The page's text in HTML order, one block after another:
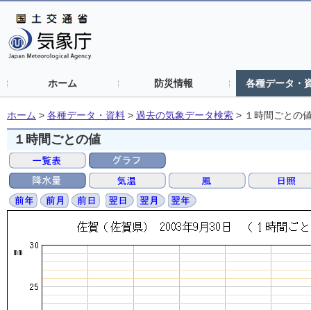
ホーム 防災情報 各種データ・
ホーム > 各種データ・資料 > 過去の気象データ検索 > １時間ごとの
１時間ごとの値